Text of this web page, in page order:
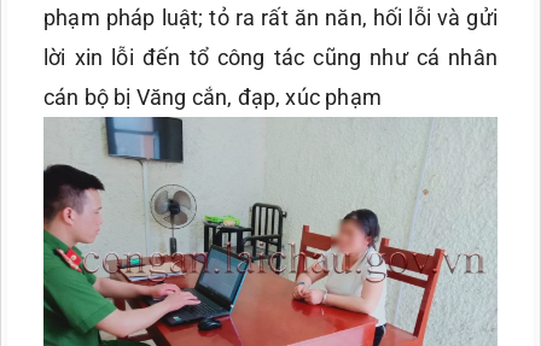
phạm pháp luật; tỏ ra rất ăn năn, hối lỗi và gửi
lời xin lỗi đến tổ công tác cũng như cá nhân
cán bộ bị Văng cắn, đạp, xúc phạm